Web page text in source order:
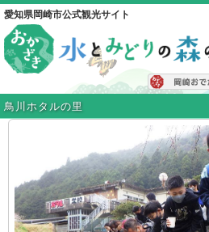
愛知県岡崎市公式観光サイト
鳥川ホタルの里